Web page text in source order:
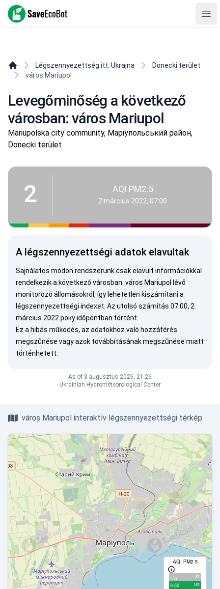
SaveEcoBot
Légszennyezettség itt: Ukrajna
Donecki terület
város Mariupol
Levegőminőség a következő
városban: város Mariupol
Mariupolska city community, Маріупольський район,
Donecki terület
2 AQI PM2.5
2 március 2022, 07:00
A légszennyezettségi adatok elavultak
Sajnálatos módon rendszerünk csak elavult információkkal
rendelkezik a következő városban: város Mariupol lévő
monitorozó állomásokról, így lehetetlen kiszámítani a
légszennyezettségi indexet. Az utolsó számítás 07:00, 2
március 2022 року időpontban történt.
Ez a hibás működés, az adatokhoz való hozzáférés
megszűnése vagy azok továbbításának megszűnése miatt
történhetett.
As of 3 augusztus 2026, 21:26
Ukrainian Hydrometeorological Center
város Mariupol interaktív légszennyezettségi térkép
AQI PM2.5
с/д 87
0-50 182